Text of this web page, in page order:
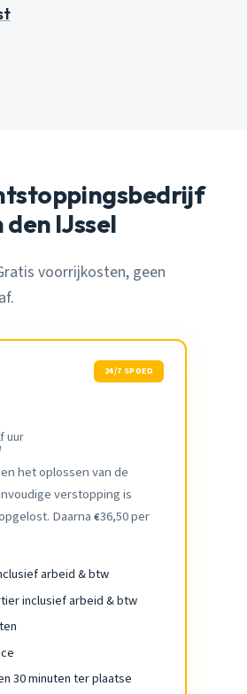
IJssel
voorrijkosten, geen
24/7 SPOED
uur
het oplossen van de
verstopping is
Daarna €36,50 per
arbeid & btw
inclusief arbeid & btw
30 minuten ter plaatse